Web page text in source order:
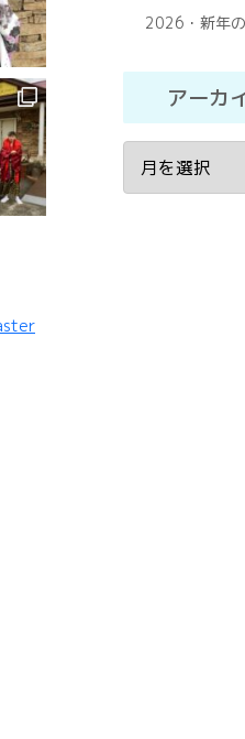
2026・新年
アーカ